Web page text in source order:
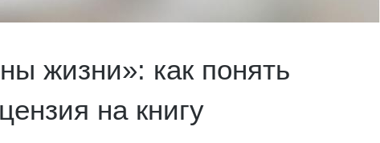
жизни»: как понять
на книгу